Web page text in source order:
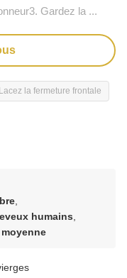
Gardez la ...
Lacez la fermeture frontale
humains